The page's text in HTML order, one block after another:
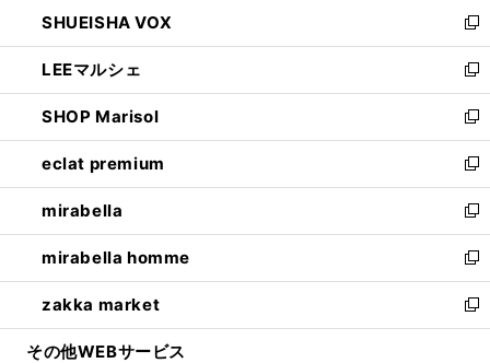
で
開
く
ド
ウ
で
開
く
ィ
ン
ド
ウ
で
開
く
い
ウ
ィ
ン
ド
ウ
で
開
く
SHUEISHA VOX
新
し
い
ウ
ィ
ン
ド
ウ
で
開
く
LEEマルシェ
新
し
い
ウ
ィ
ン
ド
ウ
で
開
く
SHOP Marisol
新
し
い
ウ
ィ
ン
ド
ウ
で
開
eclat premium
新
し
い
ウ
ィ
ン
ド
ウ
mirabella
新
し
い
ウ
ィ
ン
mirabella homme
新
し
い
ウ
zakka market
新
し
その他WEBサービス